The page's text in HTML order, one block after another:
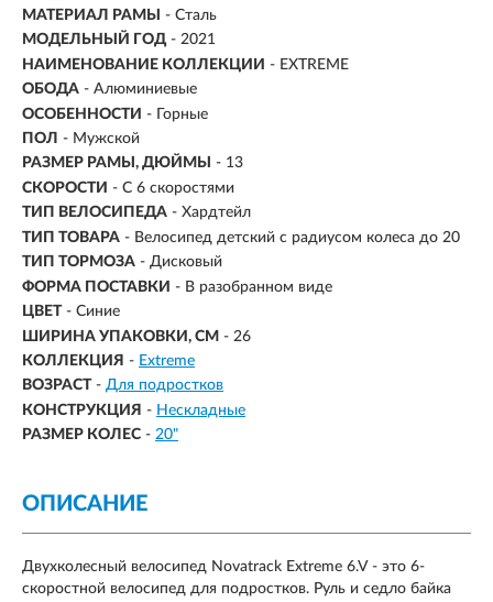
МАТЕРИАЛ РАМЫ
- Сталь
МОДЕЛЬНЫЙ ГОД - 2021
НАИМЕНОВАНИЕ КОЛЛЕКЦИИ - EXTREME
ОБОДА - Алюминиевые
ОСОБЕННОСТИ - Горные
ПОЛ - Мужской
РАЗМЕР РАМЫ, ДЮЙМЫ
- 13
СКОРОСТИ - С 6 скоростями
ТИП ВЕЛОСИПЕДА - Хардтейл
ТИП ТОВАРА - Велосипед детский с радиусом колеса до 20
ТИП ТОРМОЗА - Дисковый
ФОРМА ПОСТАВКИ - В разобранном виде
ЦВЕТ - Синие
ШИРИНА УПАКОВКИ, СМ - 26
КОЛЛЕКЦИЯ - Extreme
ВОЗРАСТ - Для подростков
КОНСТРУКЦИЯ - Нескладные
РАЗМЕР КОЛЕС - 20"
ОПИСАНИЕ
Двухколесный велосипед Novatrack Extreme 6.V - это 6-
скоростной велосипед для подростков. Руль и седло байка